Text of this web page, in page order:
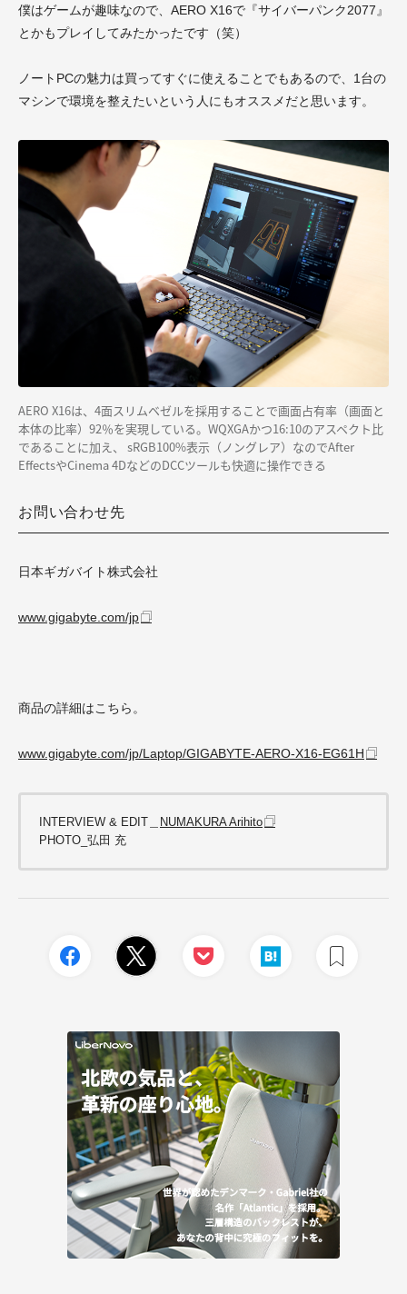
僕はゲームが趣味なので、AERO X16で『サイバーパンク2077』
とかもプレイしてみたかったです（笑）
ノートPCの魅力は買ってすぐに使えることでもあるので、1台の
マシンで環境を整えたいという人にもオススメだと思います。
AERO X16は、4面スリムベゼルを採用することで画面占有率（画面と
本体の比率）92％を実現している。WQXGAかつ16:10のアスペクト比
であることに加え、 sRGB100%表示（ノングレア）なのでAfter
EffectsやCinema 4DなどのDCCツールも快適に操作できる
お問い合わせ先
日本ギガバイト株式会社
www.gigabyte.com/jp
商品の詳細はこちら。
www.gigabyte.com/jp/Laptop/GIGABYTE-AERO-X16-EG61H
INTERVIEW & EDIT＿
NUMAKURA Arihito
PHOTO_弘田 充